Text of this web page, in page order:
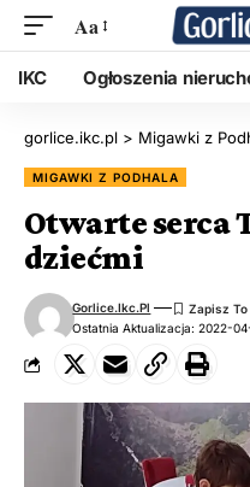
Aa
IKC Ogłoszenia
gorlice.ikc.pl > Migawki z
MIGAWKI Z PODHALA
Otwarte serca
dziećmi
Ostatnia Aktualizacja: 2022-
Gorlice.ikc.pl